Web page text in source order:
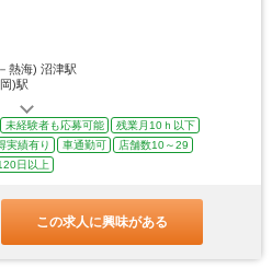
熱海) 沼津駅
)駅
未経験者も応募可能
残業月10ｈ以下
実績有り 車通勤可
店舗数10～29
日以上
この求人に興味がある